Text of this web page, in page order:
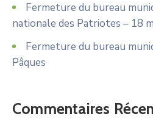
Fermeture du bureau
nationale des Patriotes – 18
Fermeture du bureau
Pâques
Commentaires